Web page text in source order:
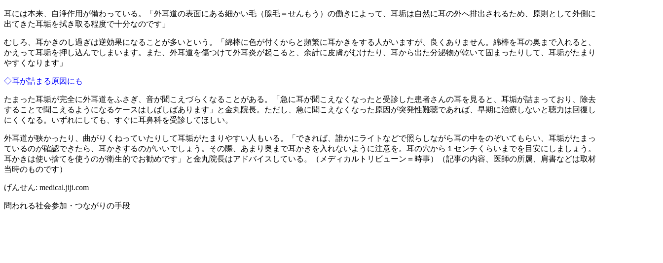
耳には本来、自浄作用が備わっている。「外耳道の表面にある細かい毛（腺毛＝せんもう）の働きによって、耳垢は自然に耳の外へ排出されるため、原則として外側に
出てきた耳垢を拭き取る程度で十分なのです」
むしろ、耳かきのし過ぎは逆効果になることが多いという。「綿棒に色が付くからと頻繁に耳かきをする人がいますが、良くありません。綿棒を耳の奥まで入れると、
かえって耳垢を押し込んでしまいます。また、外耳道を傷つけて外耳炎が起こると、余計に皮膚がむけたり、耳から出た分泌物が乾いて固まったりして、耳垢がたまり
やすくなります」
◇耳が詰まる原因にも
たまった耳垢が完全に外耳道をふさぎ、音が聞こえづらくなることがある。「急に耳が聞こえなくなったと受診した患者さんの耳を見ると、耳垢が詰まっており、除去
することで聞こえるようになるケースはしばしばあります」と金丸院長。ただし、急に聞こえなくなった原因が突発性難聴であれば、早期に治療しないと聴力は回復し
にくくなる。いずれにしても、すぐに耳鼻科を受診してほしい。
外耳道が狭かったり、曲がりくねっていたりして耳垢がたまりやすい人もいる。「できれば、誰かにライトなどで照らしながら耳の中をのぞいてもらい、耳垢がたまっ
ているのが確認できたら、耳かきするのがいいでしょう。その際、あまり奥まで耳かきを入れないように注意を。耳の穴から１センチくらいまでを目安にしましょう。
耳かきは使い捨てを使うのが衛生的でお勧めです」と金丸院長はアドバイスしている。（メディカルトリビューン＝時事）（記事の内容、医師の所属、肩書などは取材
当時のものです）
げんせん: medical.jiji.com
問われる社会参加・つながりの手段